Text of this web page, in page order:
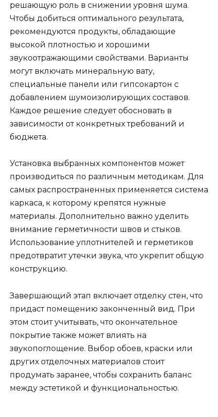
решающую роль в снижении уровня шума.
Чтобы добиться оптимального результата,
рекомендуются продукты, обладающие
высокой плотностью и хорошими
звукоотражающими свойствами. Варианты
могут включать минеральную вату,
специальные панели или гипсокартон с
добавлением шумоизолирующих составов.
Каждое решение следует обосновать в
зависимости от конкретных требований и
бюджета.
Установка выбранных компонентов может
производиться по различным методикам. Для
самых распространенных применяется система
каркаса, к которому крепятся нужные
материалы. Дополнительно важно уделить
внимание герметичности швов и стыков.
Использование уплотнителей и герметиков
предотвратит утечки звука, что укрепит общую
конструкцию.
Завершающий этап включает отделку стен, что
придаст помещению законченный вид. При
этом стоит учитывать, что окончательное
покрытие также может влиять на
звукопоглощение. Выбор обоев, краски или
других отделочных материалов стоит
продумать заранее, чтобы сохранить баланс
между эстетикой и функциональностью.